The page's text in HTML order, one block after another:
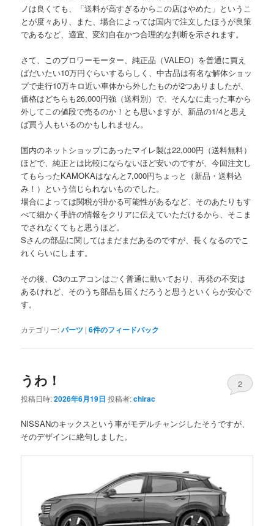
ノは良くても、「送料が高すぎるからこの店はやめた」というこ
とが度々あり、また、場合によっては国内で注文したほうが良策
であるなど、適宜、変幻自在かつ合理的な判断を示されます。
さて、このブロワーモーター、純正品（VALEO）を普通に買え
ばだいたい10万円ぐらいするらしく、中古品は有名な解体ショッ
プで走行10万キロ近い車体から外したものが2つありましたが、
価格はどちらも26,000円強（送料別）で、そんなに走った車から
外してこの値段で売るのか！とも思いますが、新品の1/4と思え
ば買う人もいるのかもしれません。
国内のネットショップにあったマイレ製は22,000円（送料無料）
ほどで、純正とは比較にならないほど安いのですが、今回注文し
てもらったKAMOKAはなんと7,000円ちょっと（新品・送料込
み！）という信じられないものでした。
場合によっては関税が掛かる可能性があるなど、そのあたりもす
べて細かく手許の情報をクリアに伝えていただけるから、そこま
でされなくてもと思うほど。
Sさんの部品に関してはまだまだあるのですが、長くなるのでこ
れくらいにします。
その後、C3のエアコンはごく普通に動いており、再発の不安は
あるけれど、そのうち部品も届くだろうと思うといくらか安心で
す。
カテゴリー:パーツ |6件のフィードバック
うわ！
投稿日時:2026年6月19日 投稿者:chirac
2
NISSANのキックスという車がモデルチャンジしたそうですが、
そのデザインに絶句しました。